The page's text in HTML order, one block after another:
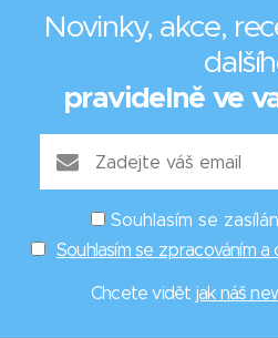
Novinky, akce,
pravidelně ve
Souhlasím se
Souhlasím se zpracováním
Chcete vidět jak náš